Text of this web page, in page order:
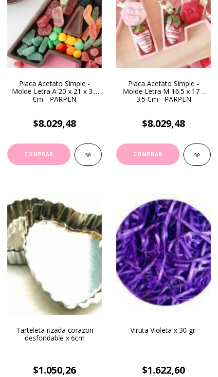
Placa Acetato Simple -
Molde Letra A 20 x 21 x 3.5
Cm - PARPEN
$8.029,48
Placa Acetato Simple -
Molde Letra M 16.5 x 17 x
3.5 Cm - PARPEN
$8.029,48
Tarteleta rizada corazon
desfondable x 6cm
$1.050,26
Viruta Violeta x 30 gr.
$1.622,60